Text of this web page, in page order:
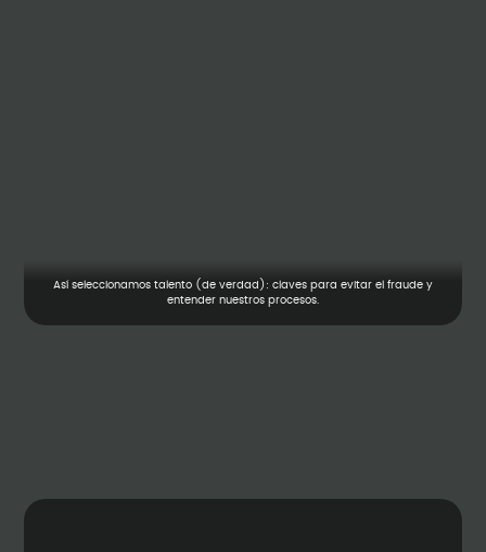
Así seleccionamos talento (de verdad): claves para evitar el fraude y
entender nuestros procesos.